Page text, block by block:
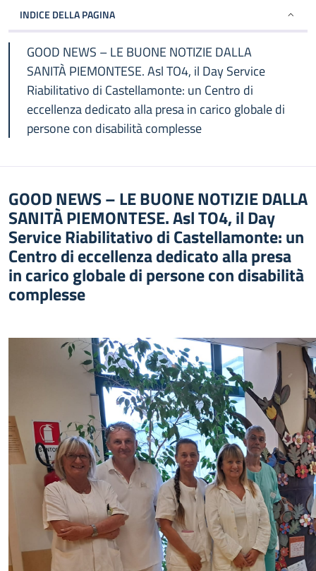
INDICE DELLA PAGINA
GOOD NEWS – LE BUONE NOTIZIE DALLA
SANITÀ PIEMONTESE. Asl TO4, il Day Service
Riabilitativo di Castellamonte: un Centro di
eccellenza dedicato alla presa in carico globale di
persone con disabilità complesse
GOOD NEWS – LE BUONE NOTIZIE DALLA
SANITÀ PIEMONTESE. Asl TO4, il Day
Service Riabilitativo di Castellamonte: un
Centro di eccellenza dedicato alla presa
in carico globale di persone con disabilità
complesse